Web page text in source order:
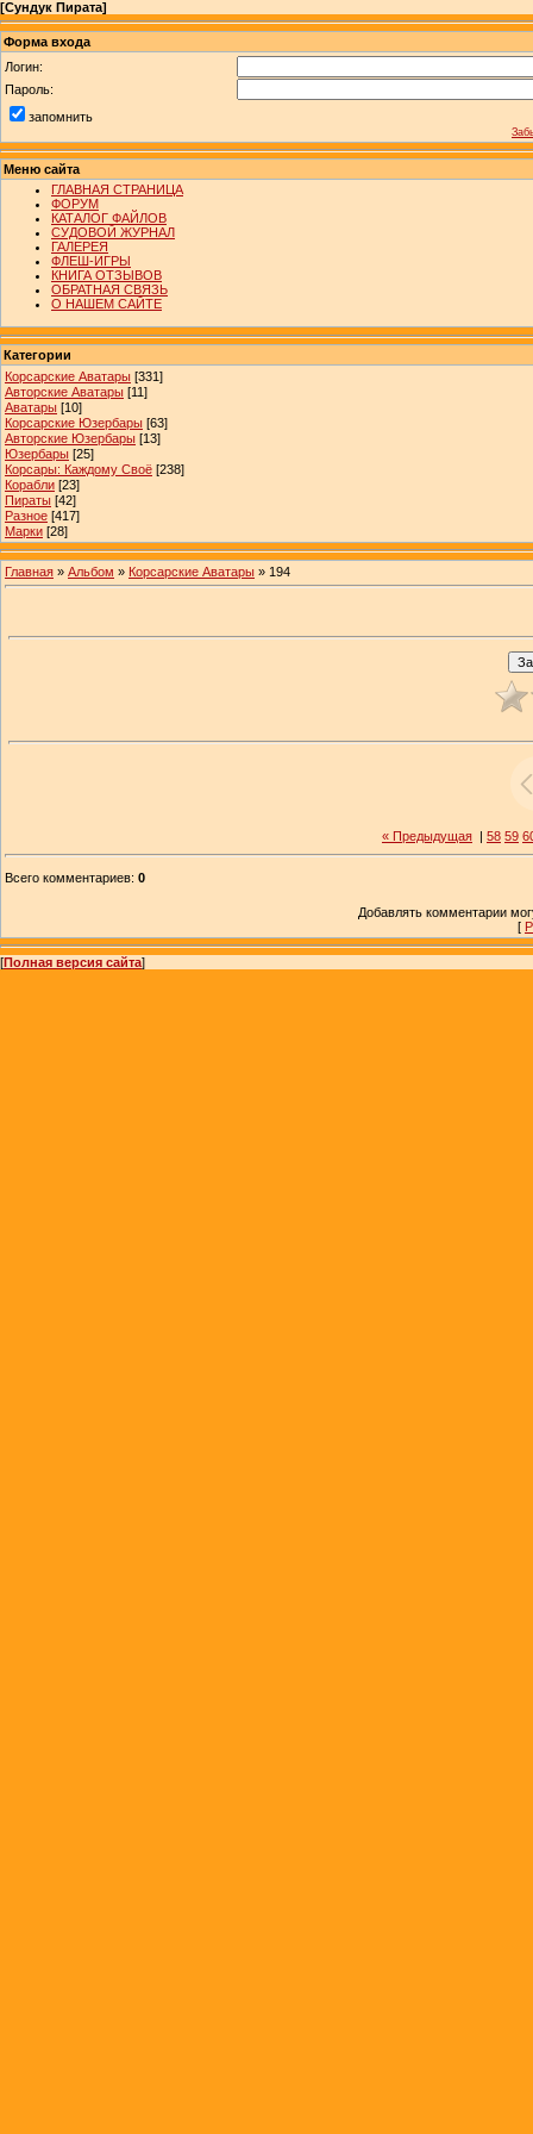
[Сундук Пирата]
Форма входа
Логин:
Пароль:
запомнить
Меню сайта
ГЛАВНАЯ СТРАНИЦА
ФОРУМ
КАТАЛОГ ФАЙЛОВ
СУДОВОЙ ЖУРНАЛ
ГАЛЕРЕЯ
ФЛЕШ-ИГРЫ
КНИГА ОТЗЫВОВ
ОБРАТНАЯ СВЯЗЬ
О НАШЕМ САЙТЕ
Категории
Корсарские Аватары [331]
Авторские Аватары [11]
Аватары [10]
Корсарские Юзербары [63]
Авторские Юзербары [13]
Юзербары [25]
Корсары: Каждому Своё [238]
Корабли [23]
Пираты [42]
Разное [417]
Марки [28]
Главная » Альбом » Корсарские Аватары » 194
« Предыдущая 58 59
Всего комментариев: 0
Добавлять комментарии
[
[Полная версия сайта]